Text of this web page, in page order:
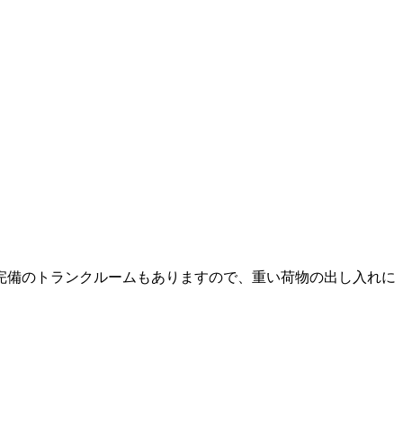
のトランクルームもありますので、重い荷物の出し入れに